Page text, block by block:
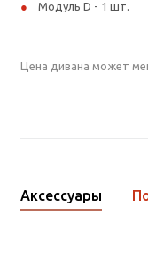
Модуль D - 1 шт.
Цена дивана может
Аксессуары